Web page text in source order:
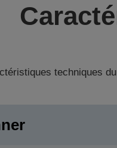
techniques